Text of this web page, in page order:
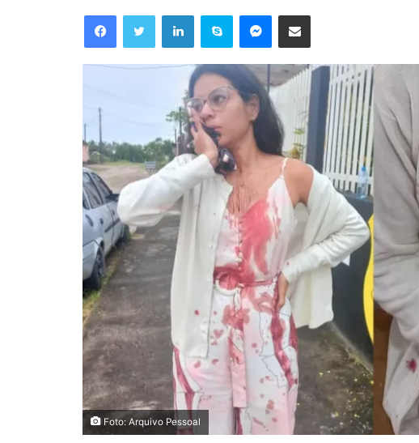
e-
FacebookTwitter LinkedinSkype Messenger
Compartilhar via e-mail
Foto: Arquivo Pessoal